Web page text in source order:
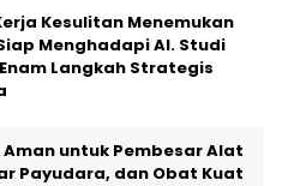
Kesulitan Menemukan
Menghadapi AI. Studi
Langkah Strategis
Aman untuk Pembesar Alat
Payudara, dan Obat Kuat